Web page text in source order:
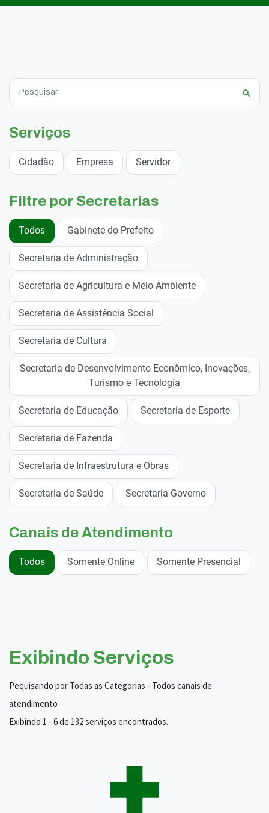
Serviços
Cidadão Empresa Servidor
Filtre por Secretarias
Todos Gabinete do Prefeito
Secretaria de Administração
Secretaria de Agricultura e Meio Ambiente
Secretaria de Assistência Social
Secretaria de Cultura
Secretaria de Desenvolvimento Econômico, Inovações,
Turismo e Tecnologia
Secretaria de Educação Secretaria de Esporte
Secretaria de Fazenda
Secretaria de Infraestrutura e Obras
Secretaria de Saúde Secretaria Governo
Canais de Atendimento
Todos Somente Online Somente Presencial
Exibindo Serviços
Pequisando por Todas as Categorias - Todos canais de
atendimento
Exibindo 1 - 6 de 132 serviços encontrados.